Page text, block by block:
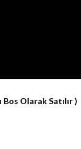
Olarak Satılır )